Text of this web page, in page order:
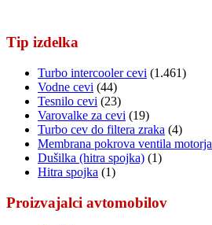
Tip izdelka
Turbo intercooler cevi (1.461)
Vodne cevi (44)
Tesnilo cevi (23)
Varovalke za cevi (19)
Turbo cev do filtera zraka (4)
Membrana pokrova ventila motorja
Dušilka (hitra spojka) (1)
Hitra spojka (1)
Proizvajalci avtomobilov